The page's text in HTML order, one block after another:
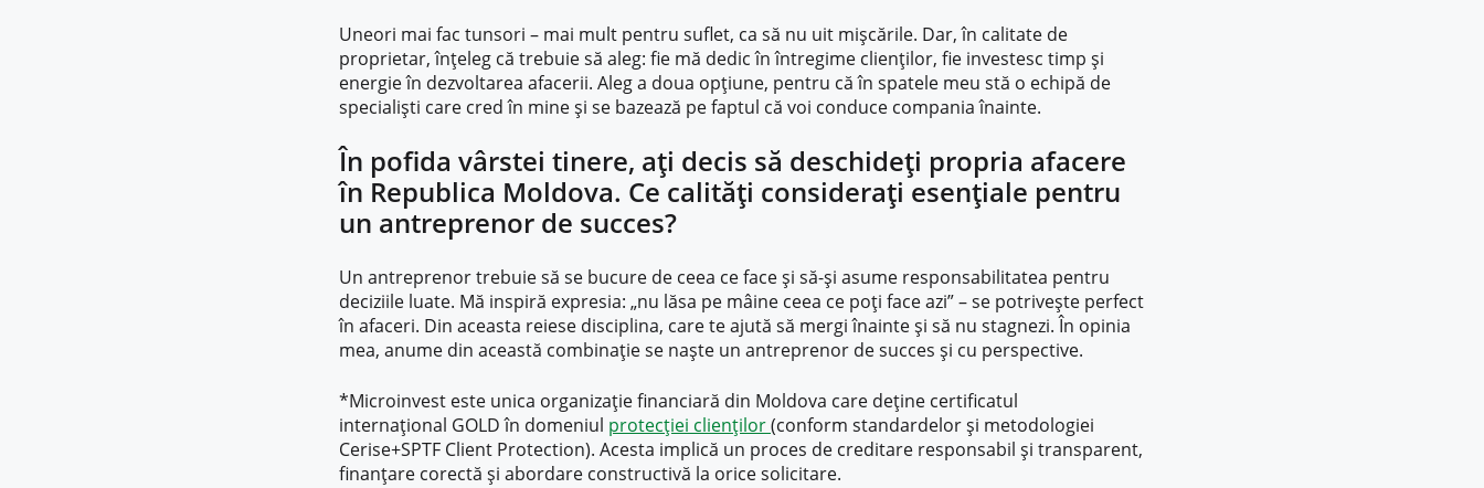
Uneori mai fac tunsori – mai mult pentru suflet, ca să nu uit mișcările. Dar, în calitate de
proprietar, înțeleg că trebuie să aleg: fie mă dedic în întregime clienților, fie investesc timp și
energie în dezvoltarea afacerii. Aleg a doua opțiune, pentru că în spatele meu stă o echipă de
specialiști care cred în mine și se bazează pe faptul că voi conduce compania înainte.
În pofida vârstei tinere, ați decis să deschideți propria afacere
în Republica Moldova. Ce calități considerați esențiale pentru
un antreprenor de succes?
Un antreprenor trebuie să se bucure de ceea ce face și să-și asume responsabilitatea pentru
deciziile luate. Mă inspiră expresia: „nu lăsa pe mâine ceea ce poți face azi” – se potrivește perfect
în afaceri. Din aceasta reiese disciplina, care te ajută să mergi înainte și să nu stagnezi. În opinia
mea, anume din această combinație se naște un antreprenor de succes și cu perspective.
*Microinvest este unica organizație financiară din Moldova care deține certificatul
internațional GOLD în domeniul protecției clienților(conform standardelor și metodologiei
Cerise+SPTF Client Protection). Acesta implică un proces de creditare responsabil și transparent,
finanțare corectă și abordare constructivă la orice solicitare.